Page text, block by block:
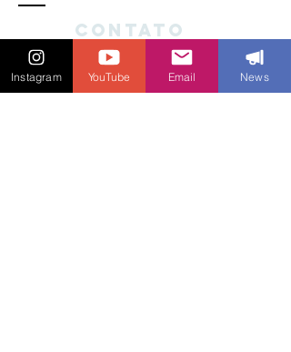
Contato
Instagram YouTube Email News